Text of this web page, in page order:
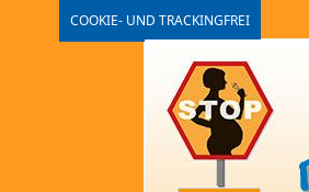
COOKIE- UND TRACKINGFREI